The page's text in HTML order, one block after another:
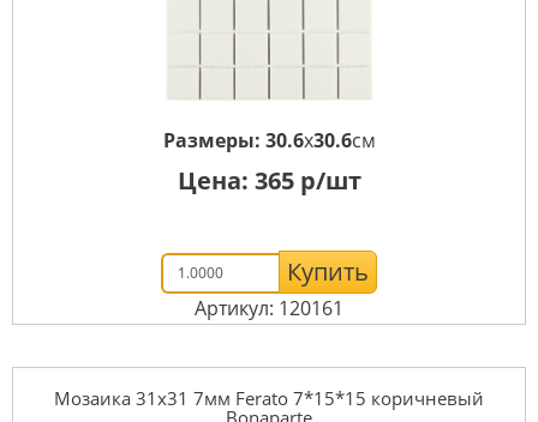
Размеры: 30.6x30.6см
Цена: 365р/шт
Купить
Артикул: 120161
Мозаика 31x31 7мм Ferato 7*15*15 коричневый
Bonaparte